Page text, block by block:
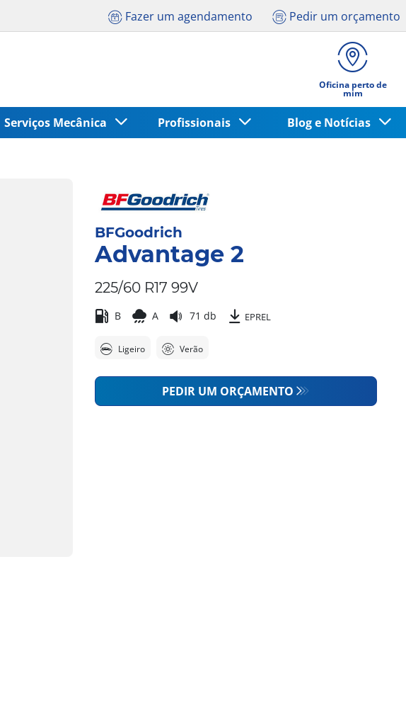
Fazer um agendamento Pedir um orçamento
Oficina perto de
mim
Serviços Mecânica Profissionais Blog e Notícias
BFGoodrich
Advantage 2
225/60 R17 99V
B A 71 db EPREL
Ligeiro Verão
PEDIR UM ORÇAMENTO